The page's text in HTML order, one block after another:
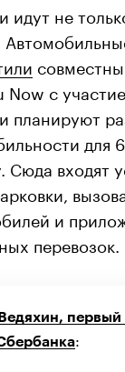
идут не
Now с
планируют
для
Сюда входят
и
перевозок.
первый
: